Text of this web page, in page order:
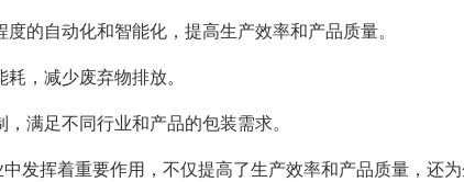
的自动化和智能化，提高生产效率和产品质量。
，减少废弃物排放。
满足不同行业和产品的包装需求。
发挥着重要作用，不仅提高了生产效率和产品质量，还